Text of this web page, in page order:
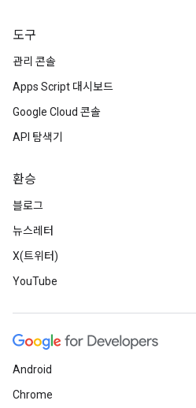
도구
관리 콘솔
Apps Script 대시보드
Google Cloud 콘솔
API 탐색기
환승
블로그
뉴스레터
X(트위터)
YouTube
Android
Chrome